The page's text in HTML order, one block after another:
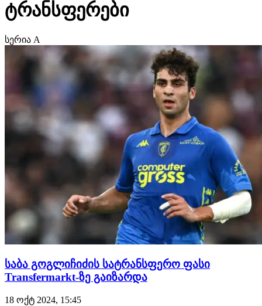
ტრანსფერები
სერია A
საბა გოგლიჩიძის სატრანსფერო ფასი
Transfermarkt-ზე გაიზარდა
18 ოქტ 2024, 15:45